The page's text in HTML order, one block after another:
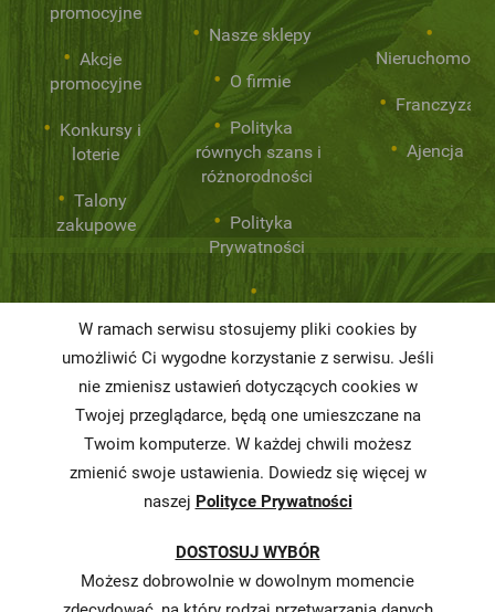
promocyjne
Akcje
promocyjne
Konkursy i
loterie
Talony
zakupowe
Nasze sklepy
O firmie
Polityka
równych szans i
różnorodności
Polityka
Prywatności
żywności
Informacja o
realizowanej
strategii
podatkowej
Karty
Butelkomaty
Nieruchomości
Franczyza
Ajencja
W ramach serwisu stosujemy pliki cookies by
umożliwić Ci wygodne korzystanie z serwisu. Jeśli
nie zmienisz ustawień dotyczących cookies w
Twojej przeglądarce, będą one umieszczane na
Twoim komputerze. W każdej chwili możesz
zmienić swoje ustawienia. Dowiedz się więcej w
naszej Polityce Prywatności
DOSTOSUJ WYBÓR
Możesz dobrowolnie w dowolnym momencie